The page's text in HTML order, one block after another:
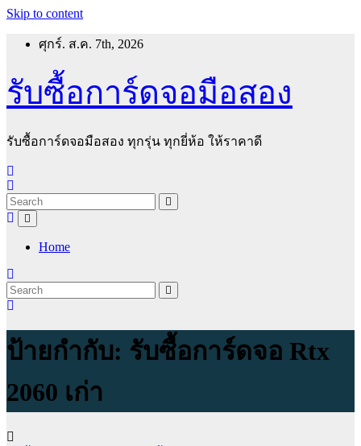
Skip to content
ศุกร์. ส.ค. 7th, 2026
รับซื้อการ์ดจอมือสอง
รับซื้อการ์ดจอมือสอง ทุกรุ่น ทุกยี่ห้อ ให้ราคาดี
Home
ป้ายกำกับ: รับซื้อการ์ดจอ Rtx
2060 เก่า